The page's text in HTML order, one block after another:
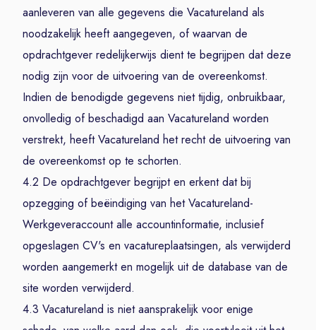
aanleveren van alle gegevens die Vacatureland als
noodzakelijk heeft aangegeven, of waarvan de
opdrachtgever redelijkerwijs dient te begrijpen dat deze
nodig zijn voor de uitvoering van de overeenkomst.
Indien de benodigde gegevens niet tijdig, onbruikbaar,
onvolledig of beschadigd aan Vacatureland worden
verstrekt, heeft Vacatureland het recht de uitvoering van
de overeenkomst op te schorten.
4.2 De opdrachtgever begrijpt en erkent dat bij
opzegging of beëindiging van het Vacatureland-
Werkgeveraccount alle accountinformatie, inclusief
opgeslagen CV's en vacatureplaatsingen, als verwijderd
worden aangemerkt en mogelijk uit de database van de
site worden verwijderd.
4.3 Vacatureland is niet aansprakelijk voor enige